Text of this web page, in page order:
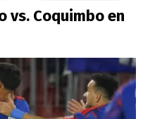
vs. Coquimbo en